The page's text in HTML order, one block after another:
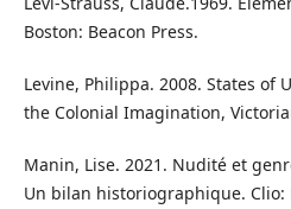
Boston: Beacon Press.
Levine, Philippa. 2008. States of
the Colonial Imagination,
Manin, Lise. 2021. Nudité et
Un bilan historiographique. Clio: